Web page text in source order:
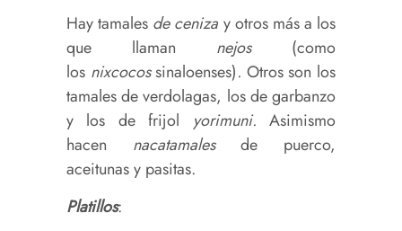
Hay tamales de ceniza y otros más a los
que llaman nejos(como
los nixcocossinaloenses). Otros son los
tamales de verdolagas, los de garbanzo
y los de frijol yorimuni.Asimismo
hacen nacatamalesde puerco,
aceitunas y pasitas.
Platillos: